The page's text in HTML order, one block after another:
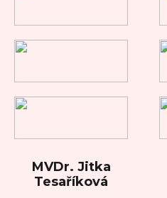
MVDr. Jitka
Tesaříková